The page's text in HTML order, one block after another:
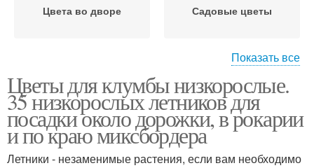
Цвета во дворе Садовые цветы
Многолетние цветы Цвета для сада
Однолетние цветы Ковровые цветы
Показать все
Цветы для клумбы низкорослые.
35 низкорослых летников для
посадки около дорожки, в рокарии
и по краю миксбордера
Летники - незаменимые растения, если вам необходимо